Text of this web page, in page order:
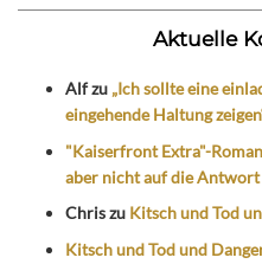
Aktuelle
Alfzu „Ich sollte eine
eingehende Haltung
"Kaiserfront Extra"-
aber nicht auf die Antwort
Chriszu Kitsch und Tod
Kitsch und Tod und